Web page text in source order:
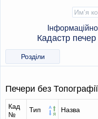
Кадастр
Розділи
Печери без Топографії
Кад
№
Тип Назва